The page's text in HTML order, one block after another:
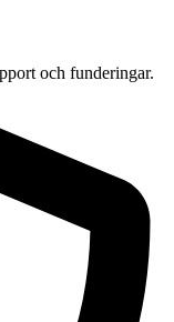
och funderingar.